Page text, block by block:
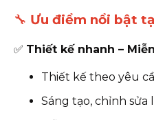
🔧 Ưu điểm nổi bật
✅ Thiết kế nhanh –
Thiết kế theo yêu
Sáng tạo, chỉnh